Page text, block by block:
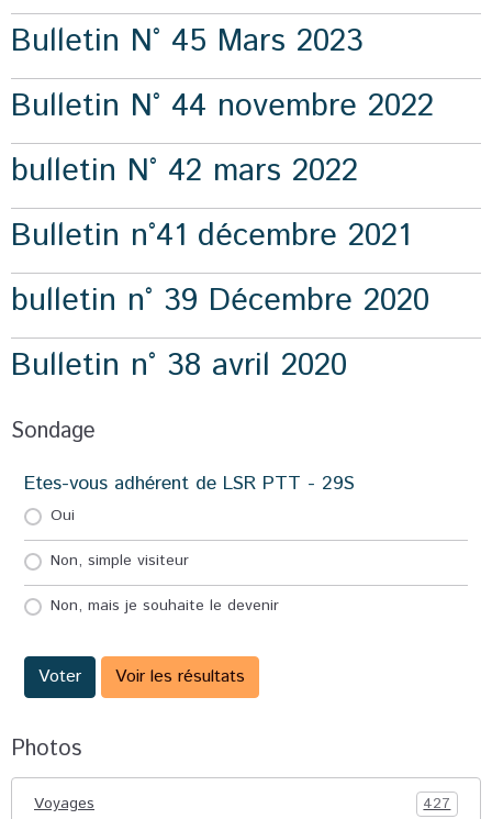
Bulletin N° 45 Mars 2023
Bulletin N° 44 novembre 2022
bulletin N° 42 mars 2022
Bulletin n°41 décembre 2021
bulletin n° 39 Décembre 2020
Bulletin n° 38 avril 2020
Sondage
Etes-vous adhérent de LSR PTT - 29S
Oui
Non, simple visiteur
Non, mais je souhaite le devenir
Voter Voir les résultats
Photos
Voyages 427